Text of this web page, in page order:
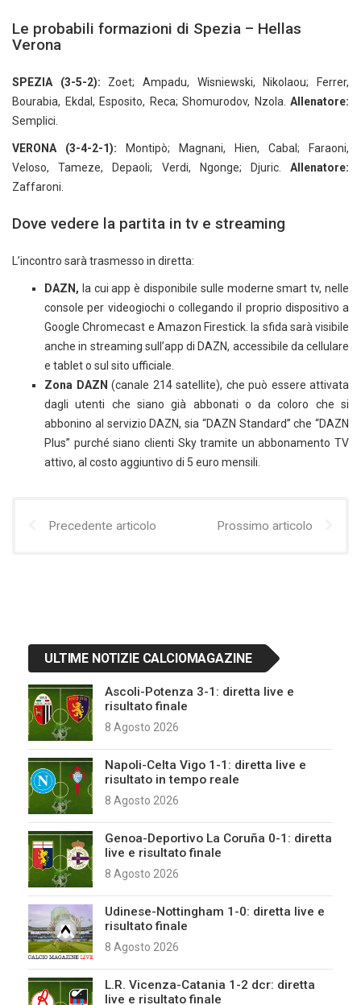
Le probabili formazioni di Spezia – Hellas
Verona
SPEZIA (3-5-2): Zoet; Ampadu, Wisniewski, Nikolaou; Ferrer,
Bourabia, Ekdal, Esposito, Reca; Shomurodov, Nzola. Allenatore:
Semplici.
VERONA (3-4-2-1): Montipò; Magnani, Hien, Cabal; Faraoni,
Veloso, Tameze, Depaoli; Verdi, Ngonge; Djuric. Allenatore:
Zaffaroni.
Dove vedere la partita in tv e streaming
L’incontro sarà trasmesso in diretta:
DAZN, la cui app è disponibile sulle moderne smart tv, nelle
console per videogiochi o collegando il proprio dispositivo a
Google Chromecast e Amazon Firestick. la sfida sarà visibile
anche in streaming sull’app di DAZN, accessibile da cellulare
e tablet o sul sito ufficiale.
Zona DAZN (canale 214 satellite), che può essere attivata
dagli utenti che siano già abbonati o da coloro che si
abbonino al servizio DAZN, sia “DAZN Standard” che “DAZN
Plus” purché siano clienti Sky tramite un abbonamento TV
attivo, al costo aggiuntivo di 5 euro mensili.
Precedente articolo Prossimo articolo
ULTIME NOTIZIE CALCIOMAGAZINE
Ascoli-Potenza 3-1: diretta live e
risultato finale
8 Agosto 2026
Napoli-Celta Vigo 1-1: diretta live e
risultato in tempo reale
8 Agosto 2026
Genoa-Deportivo La Coruña 0-1: diretta
live e risultato finale
8 Agosto 2026
Udinese-Nottingham 1-0: diretta live e
risultato finale
8 Agosto 2026
L.R. Vicenza-Catania 1-2 dcr: diretta
live e risultato finale